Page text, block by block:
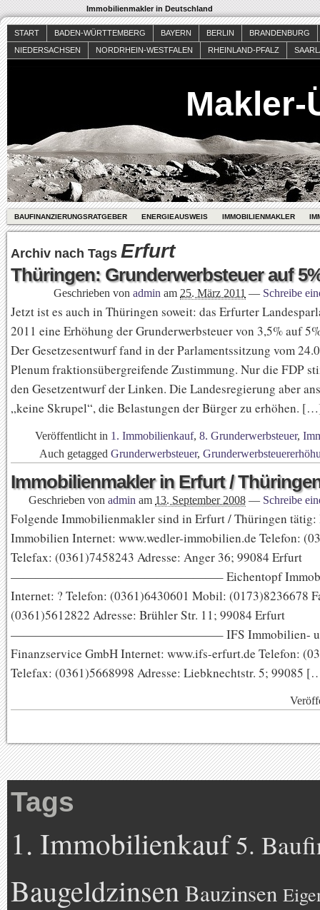
Immobilienmakler in Deutschland
START BADEN-WÜRTTEMBERG BAYERN BERLIN
BRANDENBURG
NIEDERSACHSEN
NORDRHEIN-WESTFALEN RHEINLAND-PFALZ
Makler-
BAUFINANZIERUNGSRATGEBER ENERGIEAUSWEIS IMMOBILIENMAKLER
Archiv nach Tags Erfurt
Thüringen: Grunderwerbsteuer auf
Geschrieben von admin am 25. März 2011 — Schreibe
Jetzt ist es auch in Thüringen soweit: das Erfurter
2011 eine Erhöhung der Grunderwerbsteuer von 3,5% auf
Der Gesetzesentwurf fand in der Parlamentssitzung vom
Plenum fraktionsübergreifende Zustimmung. Nur die FDP
den Gesetzentwurf der Linken. Die Landesregierung aber
„keine Skrupel“, die Belastungen der Bürger zu erhöhen.
Veröffentlicht in 1. Immobilienkauf, 8. Grunderwerbsteuer,
Auch getagged Grunderwerbsteuer,
Immobilienmakler in Erfurt /
Geschrieben von admin am 13. September 2008 — Schreibe
Folgende Immobilienmakler sind in Erfurt / Thüringen tätig:
Immobilien Internet: www.wedler-immobilien.de Telefon:
Telefax: (0361)7458243 Adresse: Anger 36; 99084 Erfurt
—————————————————– Eichentopf
Internet: ? Telefon: (0361)6430601 Mobil: (0173)8236678
(0361)5612822 Adresse: Brühler Str. 11; 99084 Erfurt
—————————————————– IFS Immobilien-
Finanzservice GmbH Internet: www.ifs-erfurt.de Telefon:
Telefax: (0361)5668998 Adresse: Liebknechtstr. 5; 99085
Tags
1. Immobilienkauf5.
BaugeldzinsenBauzinsen